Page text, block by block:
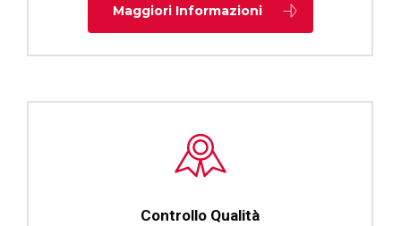
Maggiori Informazioni
Controllo Qualità